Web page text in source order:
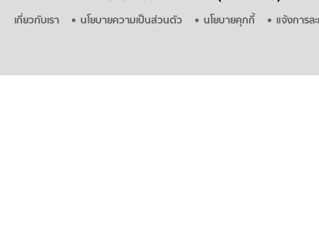
เกี่ยวกับเรา นโยบายความเป็นส่วนตัว นโยบายคุกกี้ แจ้งการล